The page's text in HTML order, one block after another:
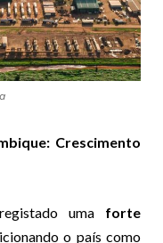
Crescimento
uma forte
o país como